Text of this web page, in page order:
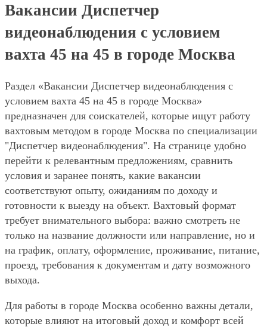
Вакансии Диспетчер
видеонаблюдения с условием
вахта 45 на 45 в городе Москва
Раздел «Вакансии Диспетчер видеонаблюдения с
условием вахта 45 на 45 в городе Москва»
предназначен для соискателей, которые ищут работу
вахтовым методом в городе Москва по специализации
"Диспетчер видеонаблюдения". На странице удобно
перейти к релевантным предложениям, сравнить
условия и заранее понять, какие вакансии
соответствуют опыту, ожиданиям по доходу и
готовности к выезду на объект. Вахтовый формат
требует внимательного выбора: важно смотреть не
только на название должности или направление, но и
на график, оплату, оформление, проживание, питание,
проезд, требования к документам и дату возможного
выхода.
Для работы в городе Москва особенно важны детали,
которые влияют на итоговый доход и комфорт всей